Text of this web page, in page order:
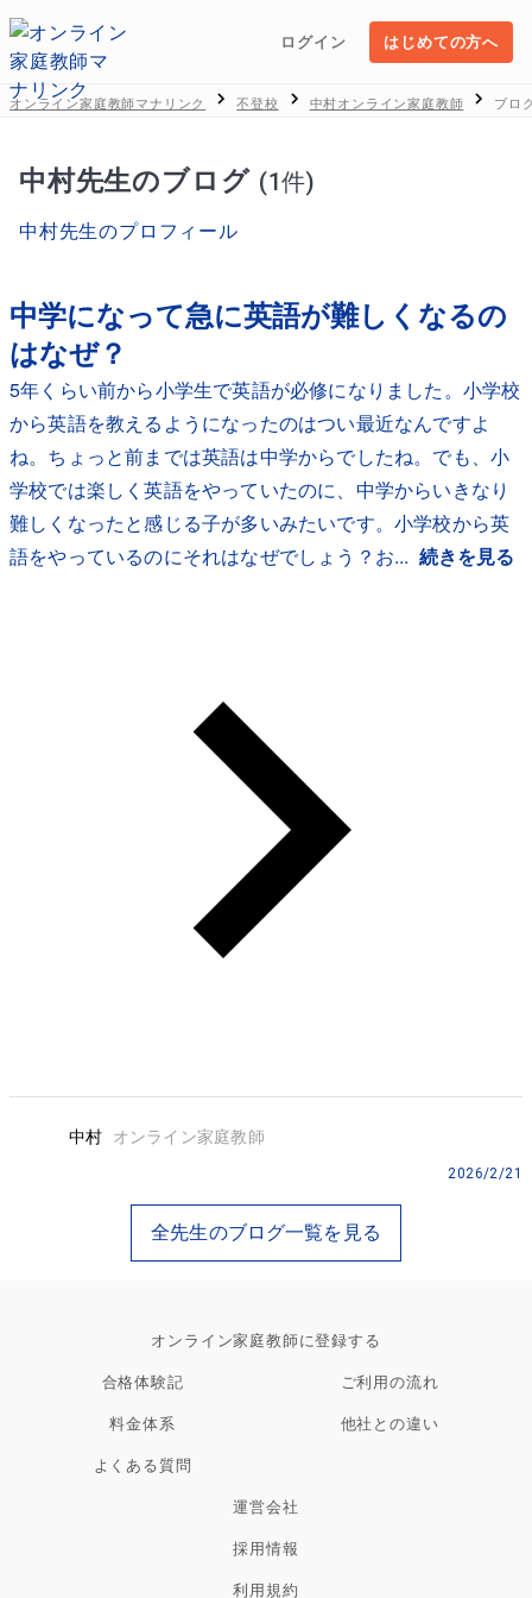
ログイン はじめての方へ
オンライン家庭教師マナリンク 不登校 中村オンライン家庭教師 ブロ
中村先生のブログ (1件)
中村先生のプロフィール
中学になって急に英語が難しくなるの
はなぜ？
5年くらい前から小学生で英語が必修になりました。小学校
から英語を教えるようになったのはつい最近なんですよ
ね。ちょっと前までは英語は中学からでしたね。でも、小
学校では楽しく英語をやっていたのに、中学からいきなり
難しくなったと感じる子が多いみたいです。小学校から英
語をやっているのにそれはなぜでしょう？お... 続きを見る
中村 オンライン家庭教師
2026/2/21
全先生のブログ一覧を見る
オンライン家庭教師に登録する
合格体験記
ご利用の流れ
料金体系
他社との違い
よくある質問
運営会社
採用情報
利用規約